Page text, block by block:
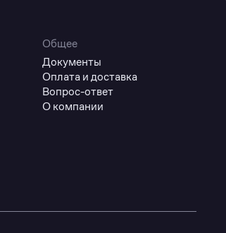
Общее
Документы
Оплата и доставка
Вопрос-ответ
О компании